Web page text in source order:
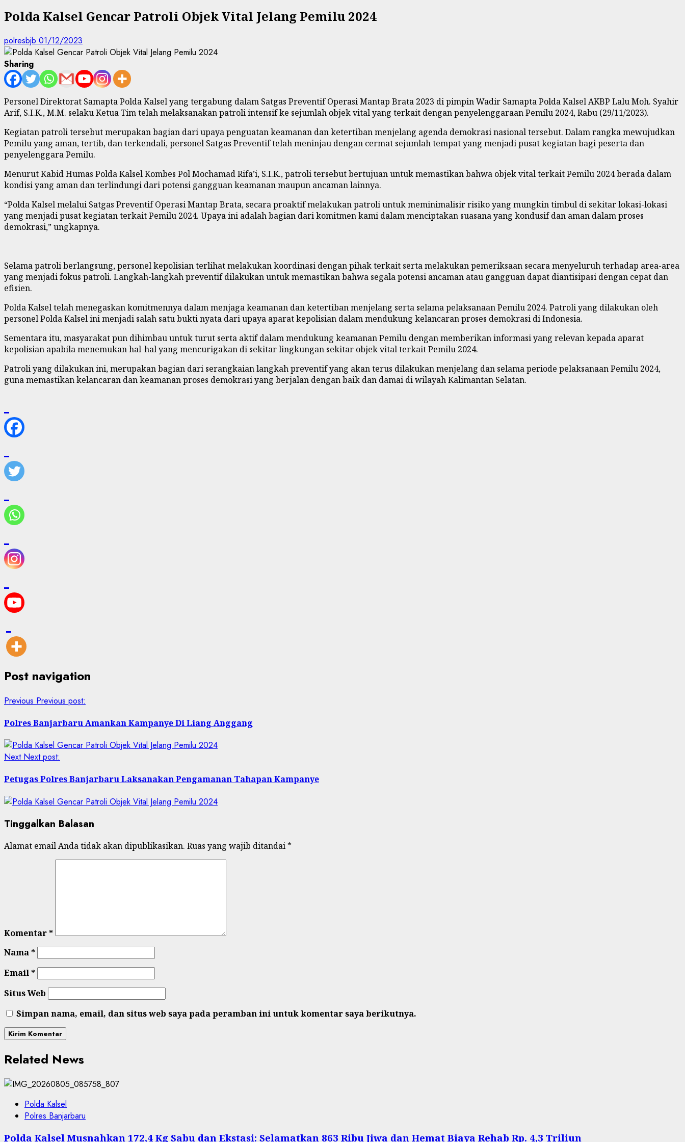
Polda Kalsel Gencar Patroli Objek Vital Jelang Pemilu 2024
polresbjb 01/12/2023
Sharing
Personel Direktorat Samapta Polda Kalsel yang tergabung dalam Satgas Preventif Operasi Mantap Brata 2023 di pimpin Wadir Samapta Polda Kalsel AKBP Lalu Moh. Syahir
Arif, S.I.K., M.M. selaku Ketua Tim telah melaksanakan patroli intensif ke sejumlah objek vital yang terkait dengan penyelenggaraan Pemilu 2024, Rabu (29/11/2023).
Kegiatan patroli tersebut merupakan bagian dari upaya penguatan keamanan dan ketertiban menjelang agenda demokrasi nasional tersebut. Dalam rangka mewujudkan
Pemilu yang aman, tertib, dan terkendali, personel Satgas Preventif telah meninjau dengan cermat sejumlah tempat yang menjadi pusat kegiatan bagi peserta dan
penyelenggara Pemilu.
Menurut Kabid Humas Polda Kalsel Kombes Pol Mochamad Rifa’i, S.I.K., patroli tersebut bertujuan untuk memastikan bahwa objek vital terkait Pemilu 2024 berada dalam
kondisi yang aman dan terlindungi dari potensi gangguan keamanan maupun ancaman lainnya.
“Polda Kalsel melalui Satgas Preventif Operasi Mantap Brata, secara proaktif melakukan patroli untuk meminimalisir risiko yang mungkin timbul di sekitar lokasi-lokasi
yang menjadi pusat kegiatan terkait Pemilu 2024. Upaya ini adalah bagian dari komitmen kami dalam menciptakan suasana yang kondusif dan aman dalam proses
demokrasi,” ungkapnya.
Selama patroli berlangsung, personel kepolisian terlihat melakukan koordinasi dengan pihak terkait serta melakukan pemeriksaan secara menyeluruh terhadap area-area
yang menjadi fokus patroli. Langkah-langkah preventif dilakukan untuk memastikan bahwa segala potensi ancaman atau gangguan dapat diantisipasi dengan cepat dan
efisien.
Polda Kalsel telah menegaskan komitmennya dalam menjaga keamanan dan ketertiban menjelang serta selama pelaksanaan Pemilu 2024. Patroli yang dilakukan oleh
personel Polda Kalsel ini menjadi salah satu bukti nyata dari upaya aparat kepolisian dalam mendukung kelancaran proses demokrasi di Indonesia.
Sementara itu, masyarakat pun dihimbau untuk turut serta aktif dalam mendukung keamanan Pemilu dengan memberikan informasi yang relevan kepada aparat
kepolisian apabila menemukan hal-hal yang mencurigakan di sekitar lingkungan sekitar objek vital terkait Pemilu 2024.
Patroli yang dilakukan ini, merupakan bagian dari serangkaian langkah preventif yang akan terus dilakukan menjelang dan selama periode pelaksanaan Pemilu 2024,
guna memastikan kelancaran dan keamanan proses demokrasi yang berjalan dengan baik dan damai di wilayah Kalimantan Selatan.
Post navigation
Previous Previous post:
Polres Banjarbaru Amankan Kampanye Di Liang Anggang
Next Next post:
Petugas Polres Banjarbaru Laksanakan Pengamanan Tahapan Kampanye
Tinggalkan Balasan
Alamat email Anda tidak akan dipublikasikan. Ruas yang wajib ditandai *
Komentar*
Nama*
Email*
Situs Web
Simpan nama, email, dan situs web saya pada peramban ini untuk komentar saya berikutnya.
Related News
Polda Kalsel
Polres Banjarbaru
Polda Kalsel Musnahkan 172,4 Kg Sabu dan Ekstasi: Selamatkan 863 Ribu Jiwa dan Hemat Biaya Rehab Rp. 4,3 Triliun